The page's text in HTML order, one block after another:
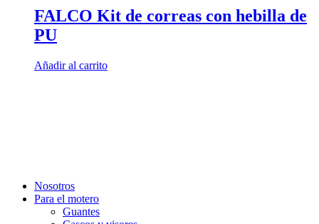
FALCO Kit de correas con hebilla de
PU
Añadir al carrito
Nosotros
Para el motero
Guantes